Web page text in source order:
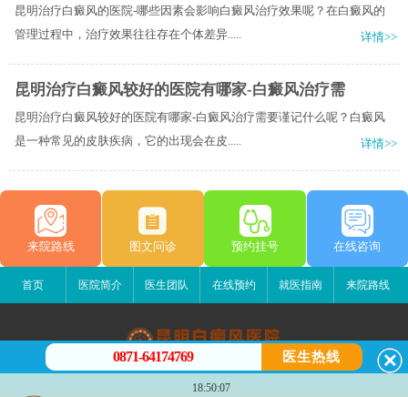
昆明治疗白癜风的医院-哪些因素会影响白癜风治疗效果呢？在白癜风的
管理过程中，治疗效果往往存在个体差异.....
详情>>
昆明治疗白癜风较好的医院有哪家-白癜风治疗需
昆明治疗白癜风较好的医院有哪家-白癜风治疗需要谨记什么呢？白癜风
是一种常见的皮肤疾病，它的出现会在皮.....
详情>>
来院路线 图文问诊 预约挂号 在线咨询
首页 医院简介 医生团队 在线预约 就医指南 来院路线
昆明白癜风医院
昆明市五华区护国路2号
0871-64174769 医生热线
18:50:07